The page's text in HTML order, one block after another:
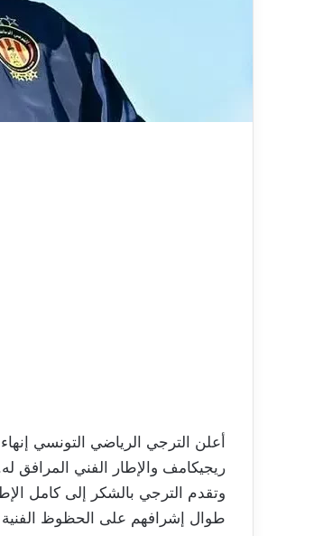
أعلن الترجي الرياضي التونسي
ريجيكامف والإطار الفني المرافق
وتقدم الترجي بالشكر إلى كامل
طوال إشرافهم على الحظوظ الفنية